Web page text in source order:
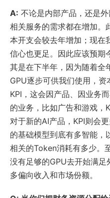
A: 不论是内部产品，还是
相关服务的需求都在增加。
本开支会较去年增加；现在
信心也更足。因此应该预期
其是在下半年，因为随着全
GPU逐步可供我们使用，
KPI，这会因产品、因业务
的业务，比如广告和游戏，
对于新的AI产品，KPI则会
的基础模型到底有多智能
相关的Token消耗有多少。
没有足够的GPU去开始满足
多偏向收入和市场份额。